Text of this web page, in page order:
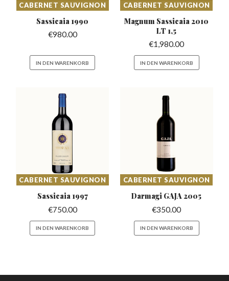
CABERNET SAUVIGNON
Sassicaia 1990
€980.00
IN DEN WARENKORB
CABERNET SAUVIGNON
Magnum Sassicaia 2010
LT 1,5
€1,980.00
IN DEN WARENKORB
CABERNET SAUVIGNON
Sassicaia 1997
€750.00
IN DEN WARENKORB
CABERNET SAUVIGNON
Darmagi GAJA 2005
€350.00
IN DEN WARENKORB